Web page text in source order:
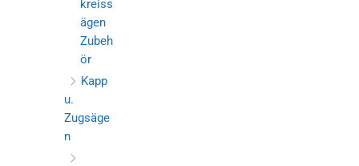
kreiss
ägen
Zubeh
ör
Kapp
u.
Zugsäge
n